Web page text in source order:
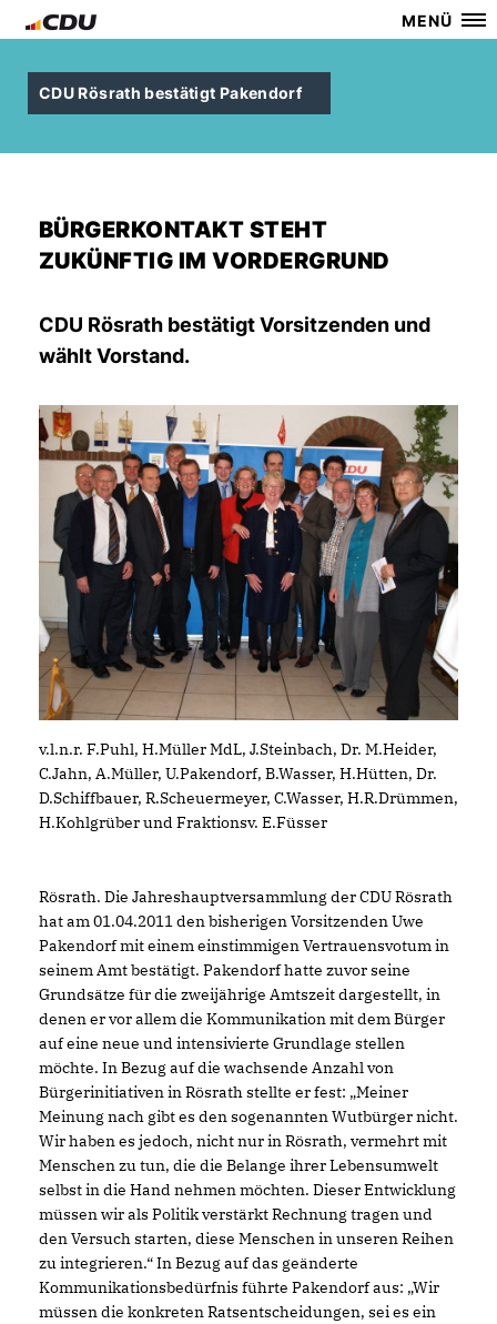
MENÜ
CDU Rösrath bestätigt Pakendorf
BÜRGERKONTAKT STEHT
ZUKÜNFTIG IM VORDERGRUND
CDU Rösrath bestätigt Vorsitzenden und
wählt Vorstand.
v.l.n.r. F.Puhl, H.Müller MdL, J.Steinbach, Dr. M.Heider,
C.Jahn, A.Müller, U.Pakendorf, B.Wasser, H.Hütten, Dr.
D.Schiffbauer, R.Scheuermeyer, C.Wasser, H.R.Drümmen,
H.Kohlgrüber und Fraktionsv. E.Füsser
Rösrath. Die Jahreshauptversammlung der CDU Rösrath
hat am 01.04.2011 den bisherigen Vorsitzenden Uwe
Pakendorf mit einem einstimmigen Vertrauensvotum in
seinem Amt bestätigt. Pakendorf hatte zuvor seine
Grundsätze für die zweijährige Amtszeit dargestellt, in
denen er vor allem die Kommunikation mit dem Bürger
auf eine neue und intensivierte Grundlage stellen
möchte. In Bezug auf die wachsende Anzahl von
Bürgerinitiativen in Rösrath stellte er fest: „Meiner
Meinung nach gibt es den sogenannten Wutbürger nicht.
Wir haben es jedoch, nicht nur in Rösrath, vermehrt mit
Menschen zu tun, die die Belange ihrer Lebensumwelt
selbst in die Hand nehmen möchten. Dieser Entwicklung
müssen wir als Politikverstärkt Rechnung tragen und
den Versuch starten, diese Menschen in unseren Reihen
zu integrieren.“ In Bezug auf das geänderte
Kommunikationsbedürfnis führte Pakendorf aus: „Wir
müssen die konkreten Ratsentscheidungen, sei es ein